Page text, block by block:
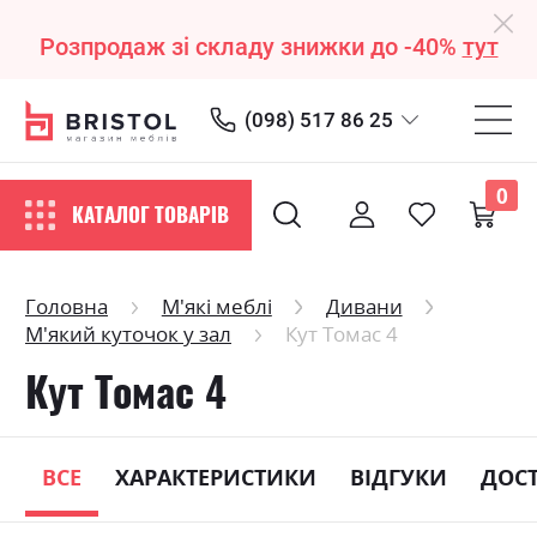
Розпродаж зі складу знижки до -40% тут
(098) 517 86 25
КАТАЛОГ ТОВАРІВ
0
Головна М'які меблі
Дивани
М'який куточок у зал
Кут Томас 4
Кут Томас 4
ВСЕ ХАРАКТЕРИСТИКИ ВІДГУКИ